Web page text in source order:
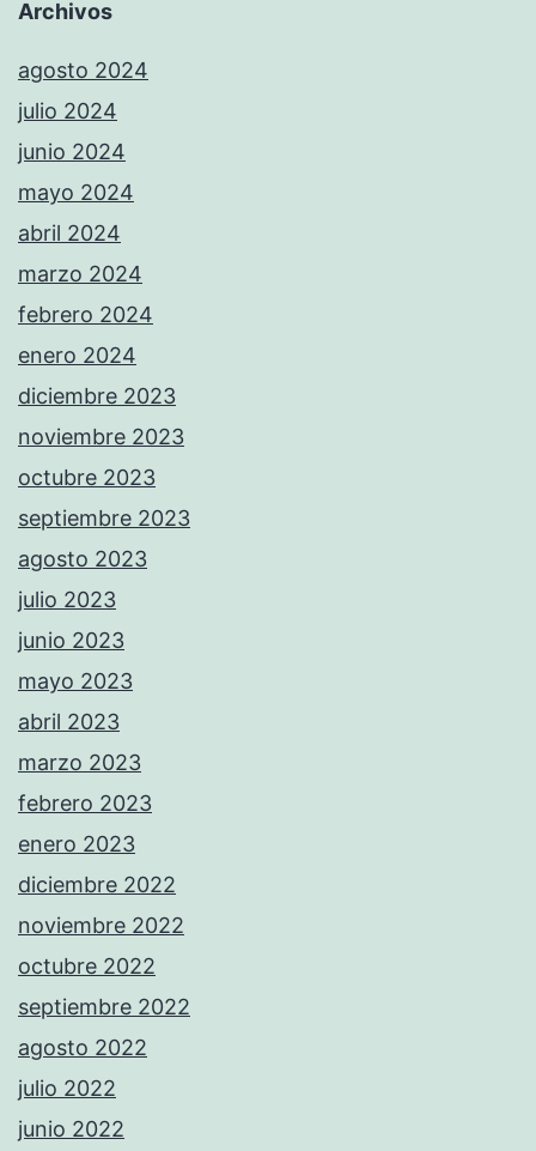
Archivos
agosto 2024
julio 2024
junio 2024
mayo 2024
abril 2024
marzo 2024
febrero 2024
enero 2024
diciembre 2023
noviembre 2023
octubre 2023
septiembre 2023
agosto 2023
julio 2023
junio 2023
mayo 2023
abril 2023
marzo 2023
febrero 2023
enero 2023
diciembre 2022
noviembre 2022
octubre 2022
septiembre 2022
agosto 2022
julio 2022
junio 2022